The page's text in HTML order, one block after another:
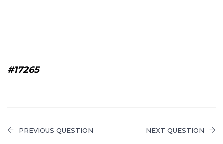
#17265
PREVIOUS QUESTION NEXT QUESTION